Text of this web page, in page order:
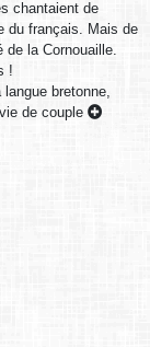
chantaient de
du français. Mais de
la Cornouaille.
!
bretonne,
de couple